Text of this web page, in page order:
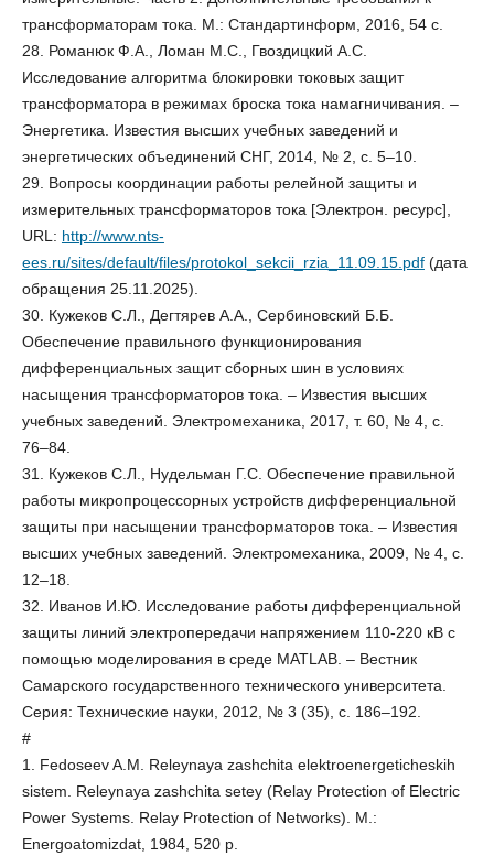
трансформаторам тока. М.: Стандартинформ, 2016, 54 с.
28. Романюк Ф.А., Ломан М.С., Гвоздицкий А.С.
Исследование алгоритма блокировки токовых защит
трансформатора в режимах броска тока намагничивания. –
Энергетика. Известия высших учебных заведений и
энергетических объединений СНГ, 2014, № 2, с. 5–10.
29. Вопросы координации работы релейной защиты и
измерительных трансформаторов тока [Электрон. ресурс],
URL: http://www.nts-
ees.ru/sites/default/files/protokol_sekcii_rzia_11.09.15.pdf(дата
обращения 25.11.2025).
30. Кужеков С.Л., Дегтярев А.А., Сербиновский Б.Б.
Обеспечение правильного функционирования
дифференциальных защит сборных шин в условиях
насыщения трансформаторов тока. – Известия высших
учебных заведений. Электромеханика, 2017, т. 60, № 4, с.
76–84.
31. Кужеков С.Л., Нудельман Г.С. Обеспечение правильной
работы микропроцессорных устройств дифференциальной
защиты при насыщении трансформаторов тока. – Известия
высших учебных заведений. Электромеханика, 2009, № 4, с.
12–18.
32. Иванов И.Ю. Исследование работы дифференциальной
защиты линий электропередачи напряжением 110-220 кВ с
помощью моделирования в среде MATLAB. – Вестник
Самарского государственного технического университета.
Серия: Технические науки, 2012, № 3 (35), с. 186–192.
#
1. Fedoseev A.M. Releynaya zashchita elektroenergeticheskih
sistem. Releynaya zashchita setey (Relay Protection of Electric
Power Systems. Relay Protection of Networks). M.:
Energoatomizdat, 1984, 520 p.